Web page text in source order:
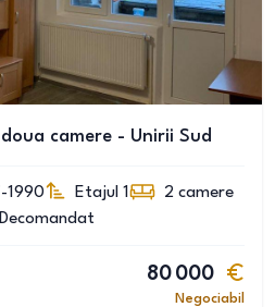
camere - Unirii Sud
1990 Etajul 1 2 camere
Decomandat
80 000
Negociabil